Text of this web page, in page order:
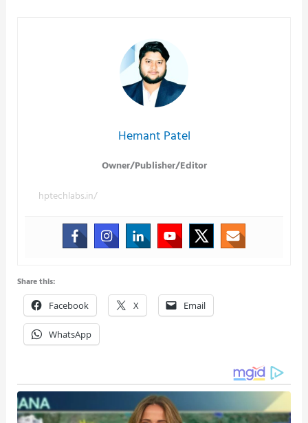
Hemant Patel
Owner/Publisher/Editor
hptechlabs.in/
Share this:
Facebook X Email
WhatsApp